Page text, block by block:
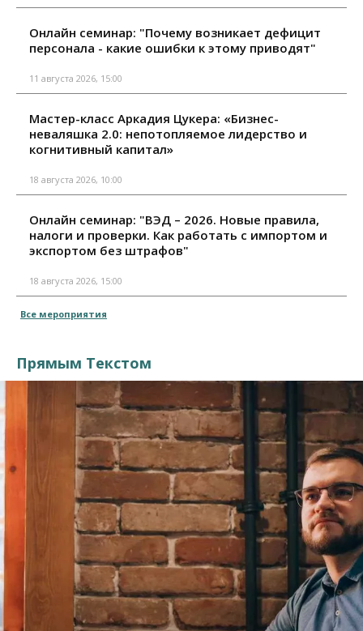
Онлайн семинар: "Почему возникает дефицит
персонала - какие ошибки к этому приводят"
11 августа 2026, 15:00
Мастер-класс Аркадия Цукера: «Бизнес-
неваляшка 2.0: непотопляемое лидерство и
когнитивный капитал»
18 августа 2026, 10:00
Онлайн семинар: "ВЭД – 2026. Новые правила,
налоги и проверки. Как работать с импортом и
экспортом без штрафов"
18 августа 2026, 15:00
Все мероприятия
Прямым Текстом